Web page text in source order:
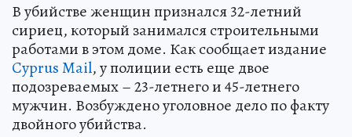
В убийстве женщин признался 32-летний
сириец, который занимался строительными
работами в этом доме. Как сообщает издание
Cyprus Mail, у полиции есть еще двое
подозреваемых – 23-летнего и 45-летнего
мужчин. Возбуждено уголовное дело по факту
двойного убийства.